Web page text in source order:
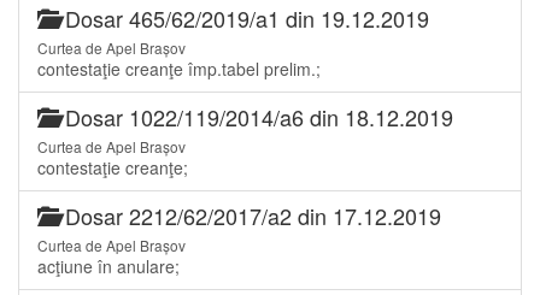
Dosar 465/62/2019/a1 din 19.12.2019
Curtea de Apel Brașov
contestaţie creanţe împ.tabel prelim.;
Dosar 1022/119/2014/a6 din 18.12.2019
Curtea de Apel Brașov
contestaţie creanţe;
Dosar 2212/62/2017/a2 din 17.12.2019
Curtea de Apel Brașov
acţiune în anulare;